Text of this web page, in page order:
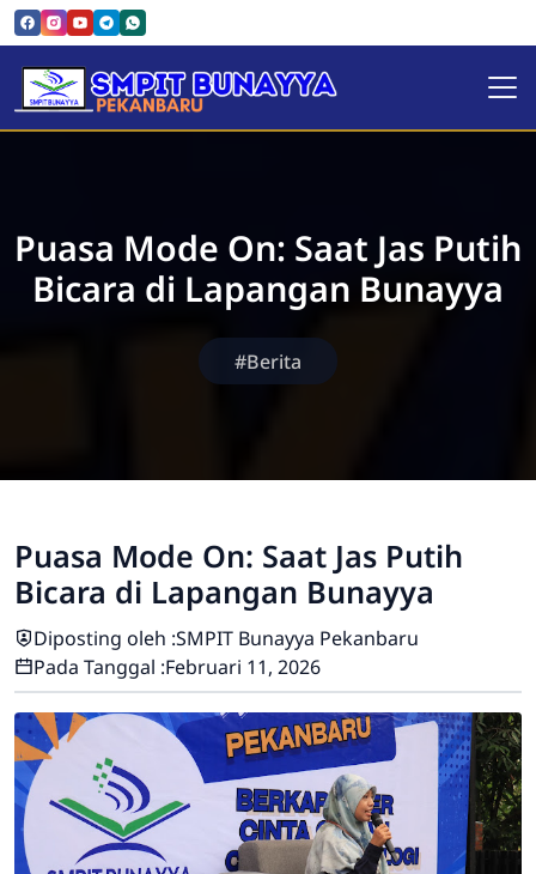
SMPIT Bunayya Pekanbaru
Puasa Mode On: Saat Jas Putih
Bicara di Lapangan Bunayya
#Berita
Puasa Mode On: Saat Jas Putih
Bicara di Lapangan Bunayya
Diposting oleh :SMPIT Bunayya Pekanbaru
Pada Tanggal :Februari 11, 2026